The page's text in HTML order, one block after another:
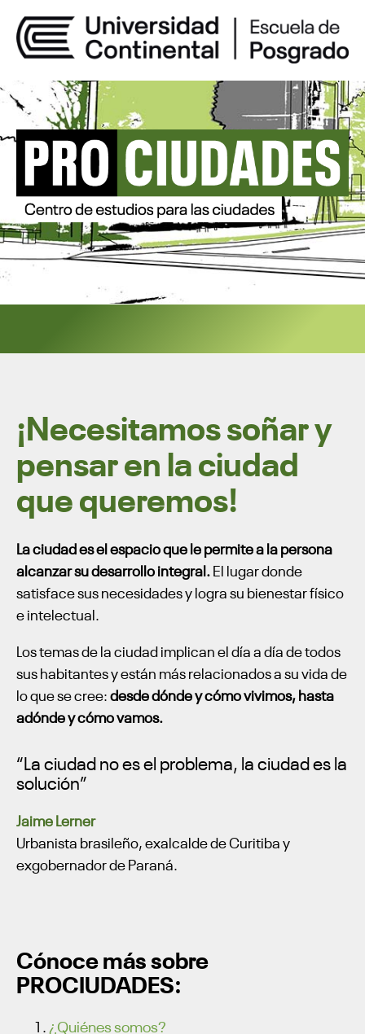
¡Necesitamos soñar y
pensar en la ciudad
que queremos!
La ciudad es el espacio que le permite a la persona
alcanzar su desarrollo integral.El lugar donde
satisface sus necesidades y logra su bienestar físico
e intelectual.
Los temas de la ciudad implican el día a día de todos
sus habitantes y están más relacionados a su vida de
lo que se cree:desde dónde y cómo vivimos, hasta
adónde y cómo vamos.
“La ciudad no es el problema, la ciudad es la
solución”
Jaime Lerner
Urbanista brasileño, exalcalde de Curitiba y
exgobernador de Paraná.
Cónoce más sobre
PROCIUDADES:
¿Quiénes somos?